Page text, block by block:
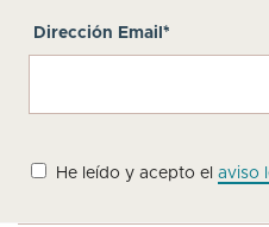
Dirección Email*
He leído y acepto el aviso